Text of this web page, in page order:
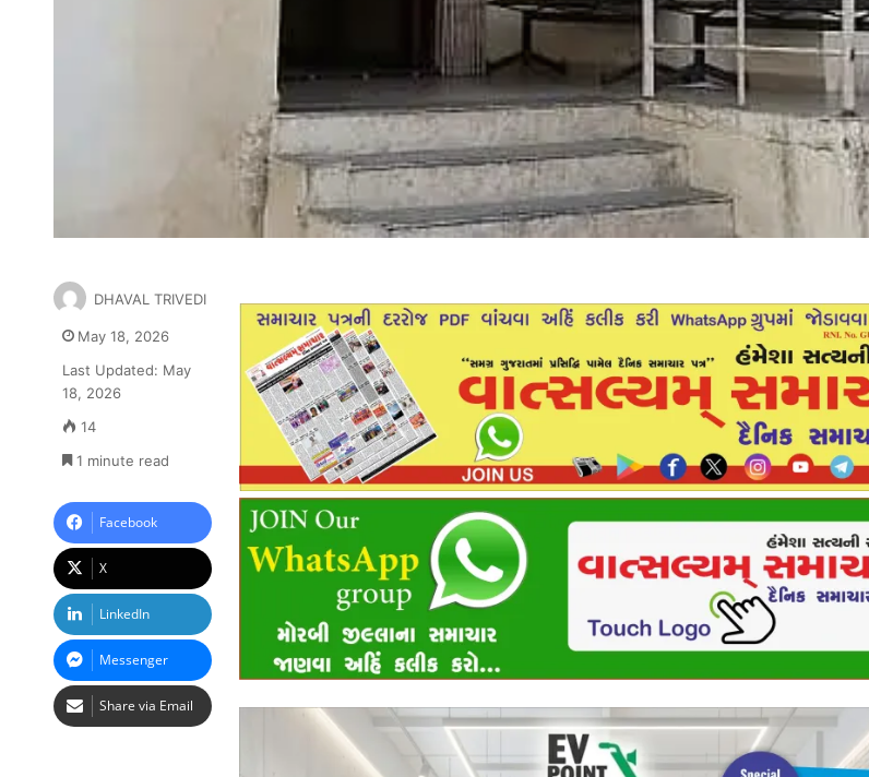
DHAVAL TRIVEDI
May 18, 2026
Last Updated: May
18, 2026
14
1 minute read
Facebook
X
LinkedIn
Messenger
Share via Email